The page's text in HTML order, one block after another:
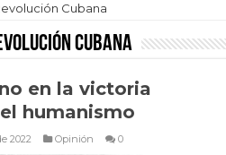
Cubana
Cubana
en la victoria
humanismo
2022 Opinión 0